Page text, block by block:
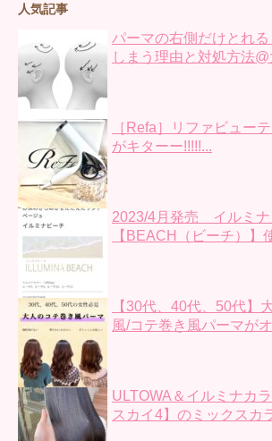
人気記事
パーマの右側だけとれ
しまう理由と対処方法
［Refa］リファビュー
がキターー!!!!!...
2023/4月発売 イルミナ
【BEACH（ビーチ）】
【30代、40代、50代】
風/コテ巻き風パーマが
ULTOWA＆イルミナカ
スカイ4】のミックスカ